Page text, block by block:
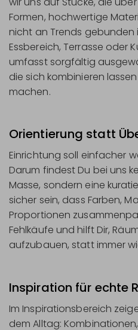
Formen, hochwertige
nicht an Trends gebunden
Essbereich, Terrasse oder
umfasst sorgfältig
die sich kombinieren
machen.
Orientierung statt
Einrichtung soll einfacher
Darum findest Du bei uns
Masse, sondern eine
sicher sein, dass Farben,
Proportionen
Fehlkäufe und hilft Dir,
aufzubauen, statt immer
Inspiration für echte
Im Inspirationsbereich
dem Alltag: